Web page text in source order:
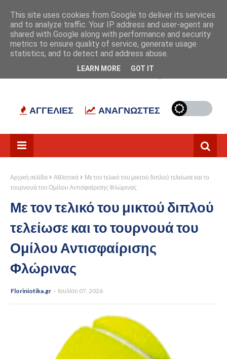
ΠΑΡΑΘΥΡΟ ΣΤΟ ΠΑΡΕΛΘΟΝ
ΑΓΓΕΛΙΕΣ ΑΝΑΓΝΩΣΤΕΣ
Αρχική σελίδα Αθλητικά
Με τον τελικό του μικτού διπλού τελείωσε και το
τουρνουά του Ομίλου Αντισφαίρισης Φλώρινας
Με τον τελικό του μικτού διπλού
τελείωσε και το τουρνουά του
Ομίλου Αντισφαίρισης
Φλώρινας
Floriniotika.gr Ιουλίου 07, 2026
This site uses cookies from Google to deliver its services
and to analyze traffic. Your IP address and user-agent are
shared with Google along with performance and security
metrics to ensure quality of service, generate usage
statistics, and to detect and address abuse.
LEARN MORE GOT IT